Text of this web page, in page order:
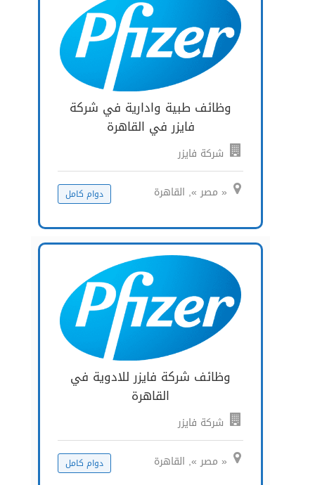
وظائف طبية وادارية في شركة
فايزر في القاهرة
شركة فايزر
« مصر », القاهرة دوام كامل
وظائف شركة فايزر للادوية في
القاهرة
شركة فايزر
« مصر », القاهرة دوام كامل